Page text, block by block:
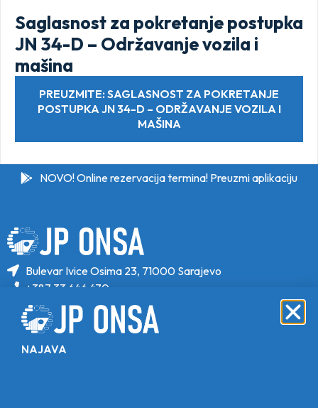
Saglasnost za pokretanje postupka
JN 34-D – Održavanje vozila i
mašina
PREUZMITE: SAGLASNOST ZA POKRETANJE
POSTUPKA JN 34-D – ODRŽAVANJE VOZILA I
MAŠINA
NOVO! Online rezervacija termina! Preuzmi aplikaciju
Bulevar Ivice Osima 23, 71000 Sarajevo
+387 33 646 470
+387 33 646 471
info@jponsa.ba
NAJAVA